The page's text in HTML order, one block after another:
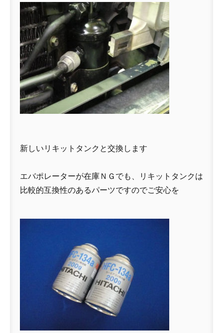
新しいリキットタンクと交換します
エバポレーターが在庫ＮＧでも、リキットタンクは
比較的互換性のあるパーツですのでご安心を